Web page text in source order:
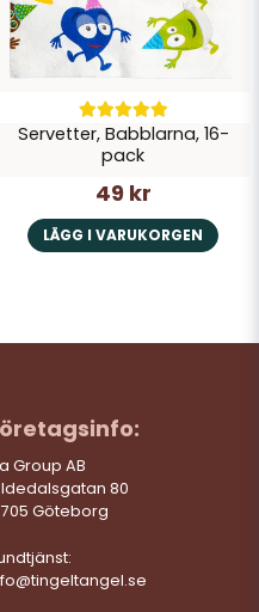
Servetter, Babblarna, 16-
pack
49 kr
LÄGG I VARUKORGEN
Group AB
80
Göteborg